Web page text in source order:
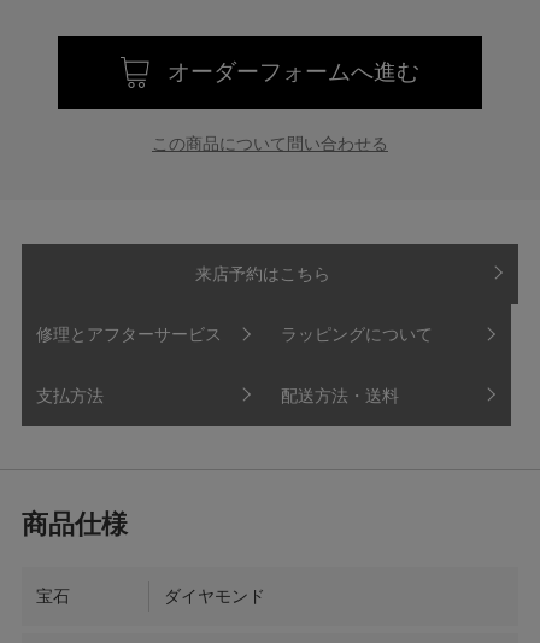
オーダーフォームへ進む
この商品について問い合わせる
来店予約はこちら
修理とアフターサービス ラッピングについて
支払方法 配送方法・送料
宝石 ダイヤモンド